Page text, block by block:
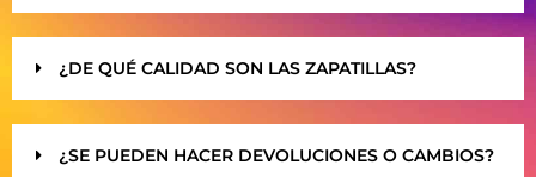
¿DE QUÉ CALIDAD SON LAS ZAPATILLAS?
¿SE PUEDEN HACER DEVOLUCIONES O CAMBIOS?